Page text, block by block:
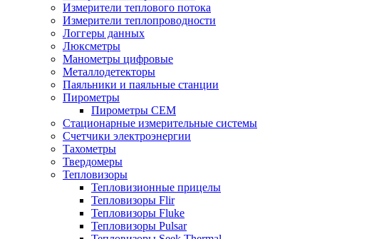
Измерители теплового потока
Измерители теплопроводности
Логгеры данных
Люксметры
Манометры цифровые
Металлодетекторы
Паяльники и паяльные станции
Пирометры
Пирометры CEM
Стационарные измерительные системы
Счетчики электроэнергии
Тахометры
Твердомеры
Тепловизоры
Тепловизионные прицелы
Тепловизоры Flir
Тепловизоры Fluke
Тепловизоры Pulsar